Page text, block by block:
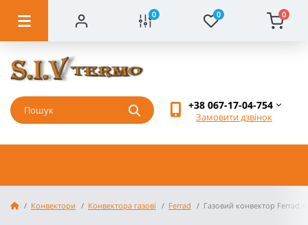
0 0 0
+38 067-17-04-754
Замовити дзвінок
Конвектори Конвектора газові Ferrad Газовий конвектор Ferrad